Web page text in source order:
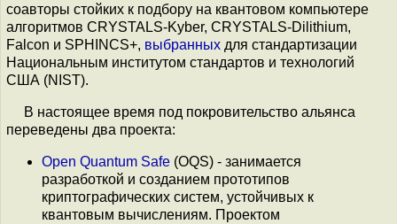
соавторы стойких к подбору на квантовом компьютере
алгоритмов CRYSTALS-Kyber, CRYSTALS-Dilithium,
Falcon и SPHINCS+, выбранных для стандартизации
Национальным институтом стандартов и технологий
США (NIST).
В настоящее время под покровительство альянса
переведены два проекта:
Open Quantum Safe (OQS) - занимается
разработкой и созданием прототипов
криптографических систем, устойчивых к
квантовым вычислениям. Проектом